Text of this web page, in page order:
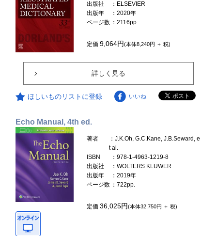
出版社
：ELSEVIER
出版年
：2020年
ページ数 ：2116pp.
定価9,064円(本体8,240円 ＋ 税)
詳しく見る
ほしいものリストに登録 いいね
Echo Manual, 4th ed.
著者
：J.K.Oh, G.C.Kane, J.B.Seward, e
t al.
ISBN
：978-1-4963-1219-8
出版社
：WOLTERS KLUWER
出版年
：2019年
ページ数 ：722pp.
定価36,025円(本体32,750円 ＋ 税)